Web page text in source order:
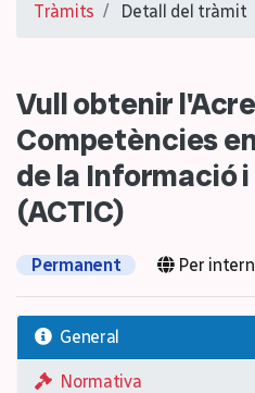
Tràmits Detall del tràmit
Vull obtenir
Competències
de la Informació
(ACTIC)
Permanent Per
General
Normativa